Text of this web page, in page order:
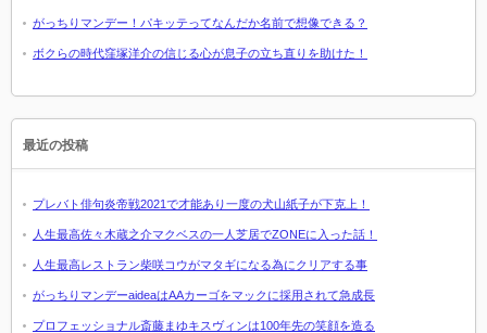
がっちりマンデー！パキッテってなんだか名前で想像できる？
ボクらの時代窪塚洋介の信じる心が息子の立ち直りを助けた！
最近の投稿
プレバト俳句炎帝戦2021で才能あり一度の犬山紙子が下克上！
人生最高佐々木蔵之介マクベスの一人芝居でZONEに入った話！
人生最高レストラン柴咲コウがマタギになる為にクリアする事
がっちりマンデーaideaはAAカーゴをマックに採用されて急成長
プロフェッショナル斎藤まゆキスヴィンは100年先の笑顔を造る